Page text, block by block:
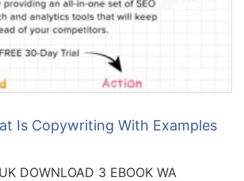
Is Copywriting With Examples
DOWNLOAD 3 EBOOK WA